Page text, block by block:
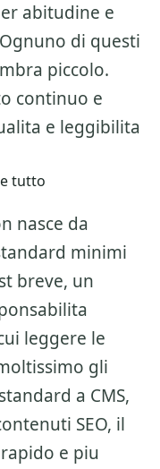
abitudine e
di questi
piccolo.
continuo e
e leggibilita
tutto
nasce da
minimi
breve, un
leggere le
gli
a CMS,
SEO, il
e piu